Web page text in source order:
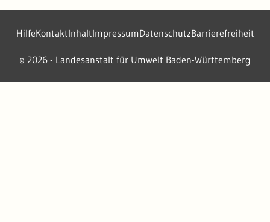
2026 - Landesanstalt für Umwelt Baden-Württemberg
HilfeKontaktInhaltImpressumDatenschutzBarrierefreiheit